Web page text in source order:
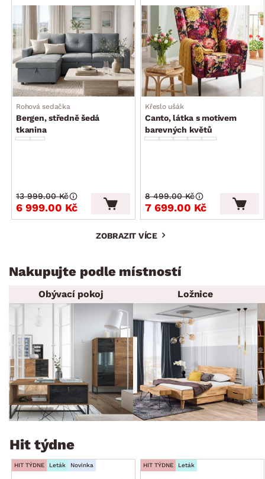
Rohová sedačka
Bergen, středně šedá
tkanina
6 999.00 Kč
13 999.00 Kč
Křeslo ušák
Canto, látka s motivem
barevných květů
7 699.00 Kč
8 499.00 Kč
ZOBRAZIT VÍCE
Nakupujte podle místností
Obývací pokoj Ložnice
Hit týdne
HIT TÝDNE Leták Novinka HIT TÝDNE Leták